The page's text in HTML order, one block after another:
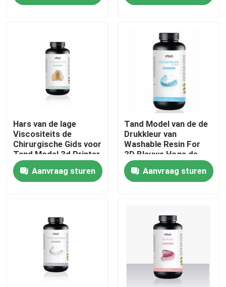
Over ons
Fabrieksreis
Kwaliteitscontrole
Contacteer ons
Alle Gevallen
3D Printer van het lasermetaal
Hars van de lage
Viscositeits de
Chirurgische Gids voor
Tand Model 3d Printer
Aanvraag sturen
Tand Model van de de
Drukkleur van
Washable Resin For
3D Blauwe Hoge de
Hardheidsgolflengte
405nmAanvraag sturen